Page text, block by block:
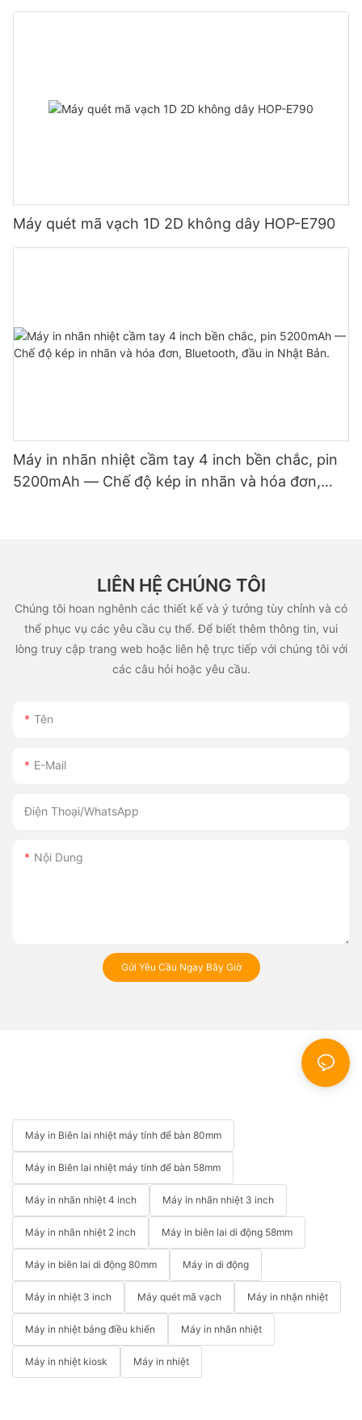
lý tưởng cho kho hàng và hậu cần.
Máy quét mã vạch 1D 2D không dây HOP-E790
Máy in nhãn nhiệt cầm tay 4 inch bền chắc, pin
5200mAh — Chế độ kép in nhãn và hóa đơn,
LIÊN HỆ CHÚNG TÔI
Chúng tôi hoan nghênh các thiết kế và ý tưởng tùy chỉnh và có
thể phục vụ các yêu cầu cụ thể. Để biết thêm thông tin, vui
lòng truy cập trang web hoặc liên hệ trực tiếp với chúng tôi với
các câu hỏi hoặc yêu cầu.
Tên
E-Mail
Điện Thoại/whatsApp
Nội Dung
Gửi Yêu Cầu Ngay Bây Giờ
Máy in Biên lai nhiệt máy tính để bàn 80mm
Máy in Biên lai nhiệt máy tính để bàn 58mm
Máy in nhãn nhiệt 4 inch Máy in nhãn nhiệt 3 inch
Máy in nhãn nhiệt 2 inch Máy in biên lai di động 58mm
Máy in biên lai di động 80mm Máy in di động
Máy in nhiệt 3 inch Máy quét mã vạch Máy in nhận nhiệt
Máy in nhiệt bảng điều khiển Máy in nhãn nhiệt
Máy in nhiệt kiosk Máy in nhiệt